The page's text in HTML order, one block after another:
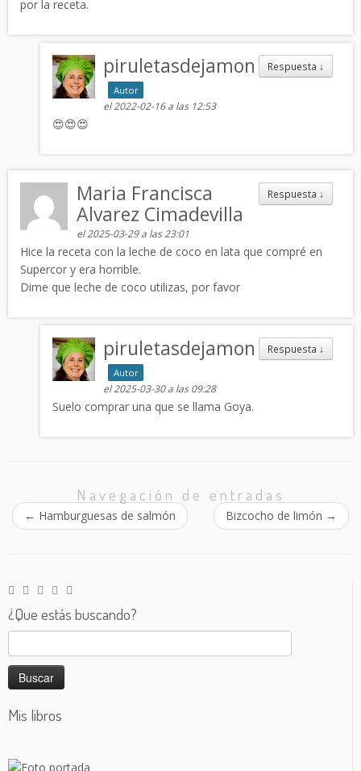
por la receta.
Respuesta ↓
piruletasdejamon
Autor
el 2022-02-16 a las 12:53
😍😍😍
Respuesta ↓
Maria Francisca
Alvarez Cimadevilla
el 2025-03-29 a las 23:01
Hice la receta con la leche de coco en lata que compré en
Supercor y era horrible.
Dime que leche de coco utilizas, por favor
Respuesta ↓
piruletasdejamon
Autor
el 2025-03-30 a las 09:28
Suelo comprar una que se llama Goya.
Navegación de entradas
← Hamburguesas de salmón Bizcocho de limón →
¿Que estás buscando?
Mis libros